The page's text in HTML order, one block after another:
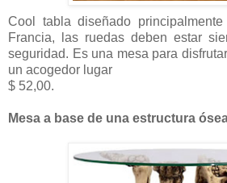
Cool tabla diseñado
Francia, las ruedas deben estar
seguridad. Es una mesa para
un acogedor lugar
$ 52,00.
Mesa a base de una estructura